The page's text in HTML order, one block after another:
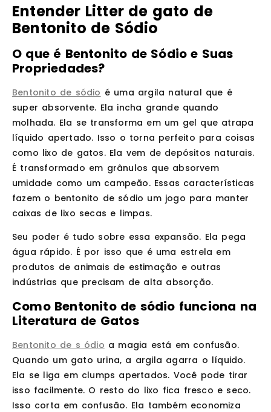
Entender Litter de gato de
Bentonito de Sódio
O que é Bentonito de Sódio e Suas
Propriedades?
Bentonito de sódio é uma argila natural que é
super absorvente. Ela incha grande quando
molhada. Ela se transforma em um gel que atrapa
líquido apertado. Isso o torna perfeito para coisas
como lixo de gatos. Ela vem de depósitos naturais.
É transformado em grânulos que absorvem
umidade como um campeão. Essas características
fazem o bentonito de sódio um jogo para manter
caixas de lixo secas e limpas.
Seu poder é tudo sobre essa expansão. Ela pega
água rápido. É por isso que é uma estrela em
produtos de animais de estimação e outras
indústrias que precisam de alta absorção.
Como Bentonito de sódio funciona na
Literatura de Gatos
Bentonito de s ódio a magia está em confusão.
Quando um gato urina, a argila agarra o líquido.
Ela se liga em clumps apertados. Você pode tirar
isso facilmente. O resto do lixo fica fresco e seco.
Isso corta em confusão. Ela também economiza